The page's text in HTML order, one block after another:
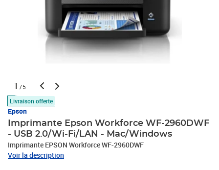
1 /5
Livraison offerte
Epson
Imprimante Epson Workforce WF-2960DWF
- USB 2.0/Wi-Fi/LAN - Mac/Windows
Imprimante EPSON Workforce WF-2960DWF
Voir la description